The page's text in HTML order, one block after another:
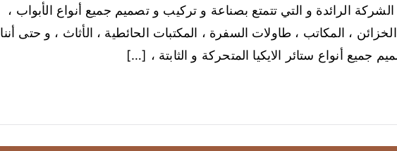
الرائدة و التي تتمتع بصناعة و تركيب و تصميم جميع أنواع الأبواب ،
، المكاتب ، طاولات السفرة ، المكتبات الحائطية ، الأثاث ، و حتى أننا
جميع أنواع ستائر الايكيا المتحركة و الثابتة ، […]